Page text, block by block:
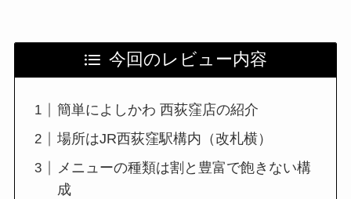
今回のレビュー内容
簡単によしかわ 西荻窪店の紹介
場所はJR西荻窪駅構内（改札横）
メニューの種類は割と豊富で飽きない構
成